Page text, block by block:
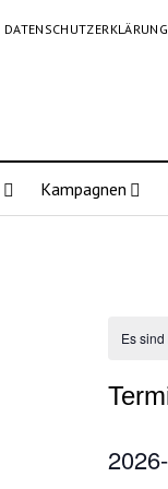
DATENSCHUTZERKLÄRUNG
Kampagnen
Es